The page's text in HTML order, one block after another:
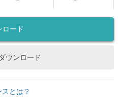
ロード
ウンロード
とは？